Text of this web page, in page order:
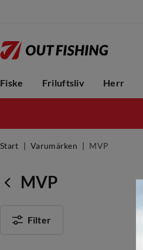
Fiske Friluftsliv Herr
Start Varumärken MVP
MVP
Filter